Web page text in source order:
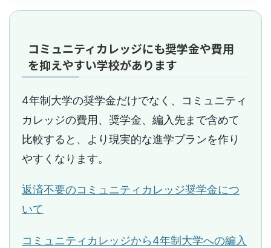
コミュニティカレッジにも奨学金や費用
を抑えやすい学校があります
4年制大学の奨学金だけでなく、コミュニティ
カレッジの費用、奨学金、編入先まで含めて
比較すると、より現実的な進学プランを作り
やすくなります。
返済不要のコミュニティカレッジ奨学金につ
いて
コミュニティカレッジから4年制大学への編入